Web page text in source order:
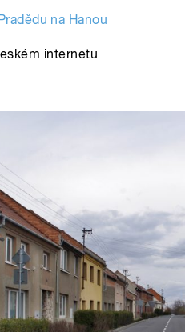
na Hanou
internetu